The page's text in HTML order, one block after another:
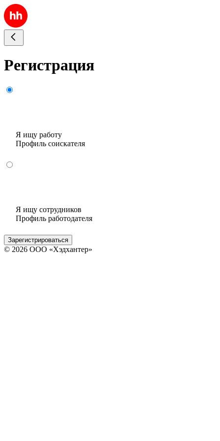
Регистрация
Я ищу работу
Профиль соискателя
Я ищу сотрудников
Профиль работодателя
Зарегистрироваться
© 2026 ООО «Хэдхантер»